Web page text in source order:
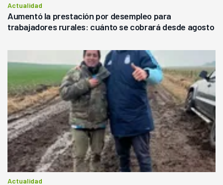
Actualidad
Aumentó la prestación por desempleo para
trabajadores rurales: cuánto se cobrará desde agosto
Actualidad